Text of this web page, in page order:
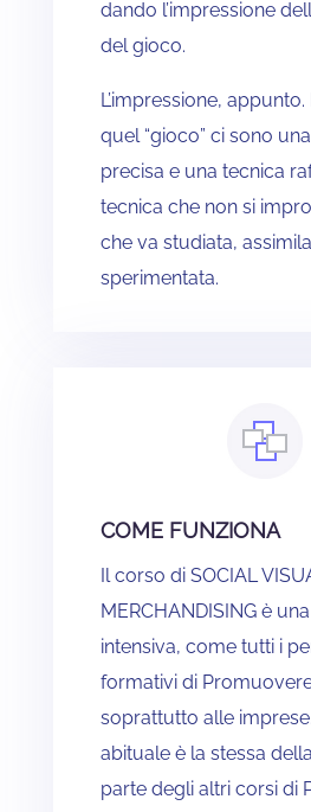
dando l’impressione
del gioco.
L’impressione,
quel “gioco” ci sono
precisa e una tecnica
tecnica che non si
che va studiata,
sperimentata.
COME FUNZIONA
Il corso di SOCIAL
MERCHANDISING è
intensiva, come tutti i
formativi di
soprattutto alle
abituale è la stessa
parte degli altri corsi di